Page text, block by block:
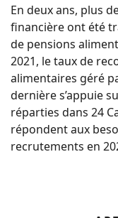
En deux ans, plus
financière ont été
de pensions
2021, le taux de
alimentaires géré
dernière s’appuie
réparties dans 24
répondent aux
recrutements en